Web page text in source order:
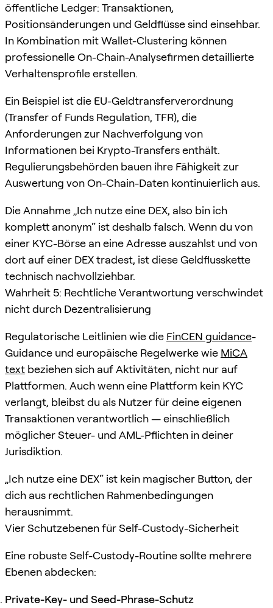
öffentliche Ledger: Transaktionen,
Positionsänderungen und Geldflüsse sind einsehbar.
In Kombination mit Wallet-Clustering können
professionelle On-Chain-Analysefirmen detaillierte
Verhaltensprofile erstellen.
Ein Beispiel ist die EU-Geldtransferverordnung
(Transfer of Funds Regulation, TFR), die
Anforderungen zur Nachverfolgung von
Informationen bei Krypto-Transfers enthält.
Regulierungsbehörden bauen ihre Fähigkeit zur
Auswertung von On-Chain-Daten kontinuierlich aus.
Die Annahme „Ich nutze eine DEX, also bin ich
komplett anonym“ ist deshalb falsch. Wenn du von
einer KYC-Börse an eine Adresse auszahlst und von
dort auf einer DEX tradest, ist diese Geldflusskette
technisch nachvollziehbar.
Wahrheit 5: Rechtliche Verantwortung verschwindet
nicht durch Dezentralisierung
Regulatorische Leitlinien wie die FinCEN guidance-
Guidance und europäische Regelwerke wie MiCA
text beziehen sich auf Aktivitäten, nicht nur auf
Plattformen. Auch wenn eine Plattform kein KYC
verlangt, bleibst du als Nutzer für deine eigenen
Transaktionen verantwortlich — einschließlich
möglicher Steuer- und AML-Pflichten in deiner
Jurisdiktion.
„Ich nutze eine DEX“ ist kein magischer Button, der
dich aus rechtlichen Rahmenbedingungen
herausnimmt.
Vier Schutzebenen für Self-Custody-Sicherheit
Eine robuste Self-Custody-Routine sollte mehrere
Ebenen abdecken:
Private-Key- und Seed-Phrase-Schutz